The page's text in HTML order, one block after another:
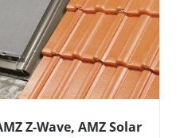
Z-Wave, AMZ Solar